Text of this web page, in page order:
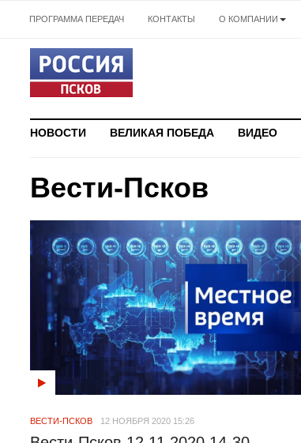
ПРОГРАММА ПЕРЕДАЧ КОНТАКТЫ О КОМПАНИИ
НОВОСТИ ВЕЛИКАЯ ПОБЕДА ВИДЕО
Вести-Псков
ВЕСТИ-ПСКОВ 12 НОЯБРЯ 2020 15:26